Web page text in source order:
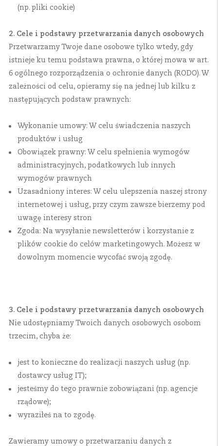
(np. pliki cookie)
2. Cele i podstawy przetwarzania danych osobowych
Przetwarzamy Twoje dane osobowe tylko wtedy, gdy
istnieje ku temu podstawa prawna, o której mowa w art.
6 ogólnego rozporządzenia o ochronie danych (RODO). W
zależności od celu, opieramy się na jednej lub kilku z
następujących podstaw prawnych:
Wykonanie umowy: W celu świadczenia naszych
produktów i usług
Obowiązek prawny: W celu spełnienia wymogów
administracyjnych, podatkowych lub innych
wymogów prawnych
Uzasadniony interes: W celu ulepszenia naszej strony
internetowej i usług, przy czym zawsze bierzemy pod
uwagę interesy stron
Zgoda: Na wysyłanie newsletterów i korzystanie z
plików cookie do celów marketingowych. Możesz w
dowolnym momencie wycofać swoją zgodę.
3. Cele i podstawy przetwarzania danych osobowych
Nie udostępniamy Twoich danych osobowych osobom
trzecim, chyba że:
jest to konieczne do realizacji naszych usług (np.
dostawcy usług IT);
jesteśmy do tego prawnie zobowiązani (np. agencje
rządowe);
wyraziłeś na to zgodę.
Zawieramy umowy o przetwarzaniu danych z